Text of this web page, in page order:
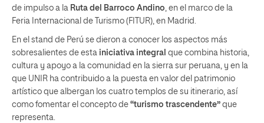
de impulso a la Ruta del Barroco Andino , en el marco de la
Feria Internacional de Turismo (FITUR), en Madrid.
En el stand de Perú se dieron a conocer los aspectos más
sobresalientes de esta iniciativa integral que combina historia,
cultura y apoyo a la comunidad en la sierra sur peruana, y en la
que UNIR ha contribuido a la puesta en valor del patrimonio
artístico que albergan los cuatro templos de su itinerario, así
como fomentar el concepto de “turismo trascendente” que
representa.